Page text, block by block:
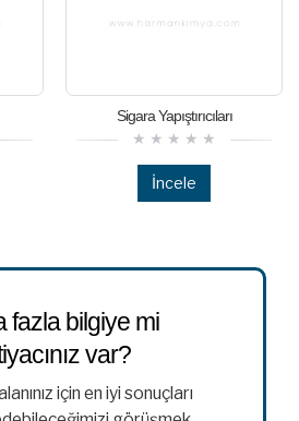
Sigara Yapıştırıcıları
İncele
fazla bilgiye mi
var?
için en iyi sonuçları